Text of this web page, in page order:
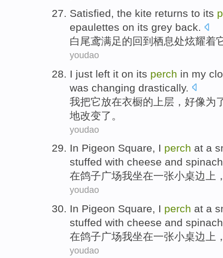
Satisfied, the kite returns to its
epaulettes on its grey back.
白尾鸢满足的回到 栖息处炫耀着
youdao
I just left it on its perch in my
was changing drastically.
我把它放在衣橱的上层， 好像为
地改变了。
youdao
In Pigeon Square, I perch at a
stuffed with cheese and spinach
在鸽子广场我坐在一张小桌边上
youdao
In Pigeon Square, I perch at a
stuffed with cheese and spinach
在鸽子广场我坐在一张小桌边上
youdao